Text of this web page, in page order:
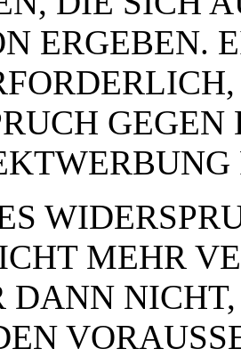
ERGEBEN.
MEHR
DANN